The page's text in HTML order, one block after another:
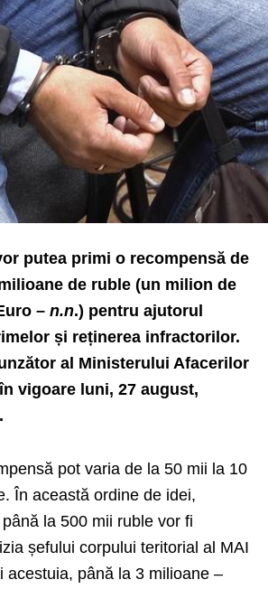
putea primi o recompensă de
de ruble (un milion de
– n.n.) pentru ajutorul
și reținerea infractorilor.
al Ministerului Afacerilor
vigoare luni, 27 august,
.
pot varia de la 50 mii la 10
În această ordine de idei,
la 500 mii ruble vor fi
șefului corpului teritorial al MAI
acestuia, până la 3 milioane –